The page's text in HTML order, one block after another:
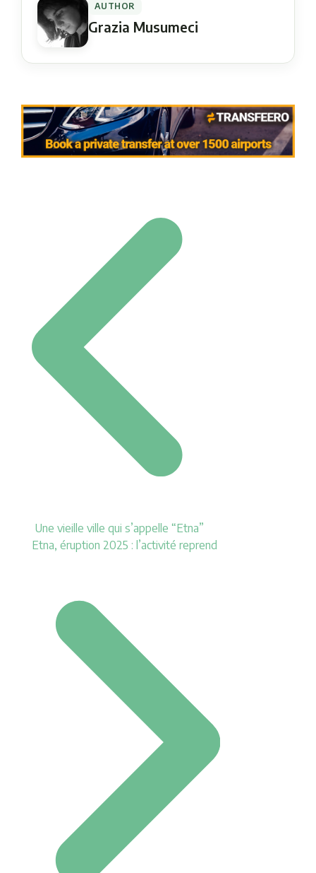
AUTHOR
Grazia Musumeci
Une vieille ville qui s’appelle “Etna”
Etna, éruption 2025 : l’activité reprend